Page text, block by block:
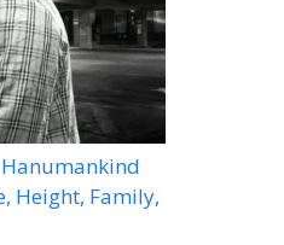
Height, Family,